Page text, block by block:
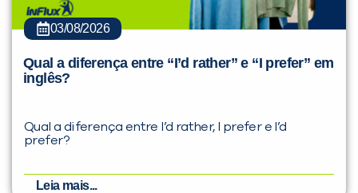
03/08/2026
Qual a diferença entre “I’d rather” e “I prefer” em
inglês?
Qual a diferença entre I’d rather, I prefer e I’d
prefer?
Leia mais...